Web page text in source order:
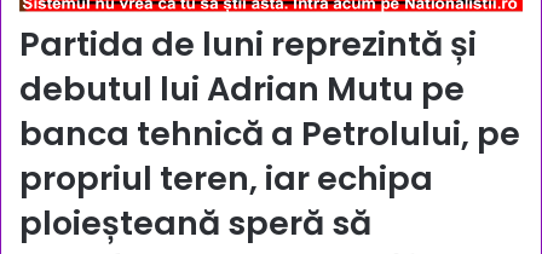
Partida de luni reprezintă și
debutul lui Adrian Mutu pe
banca tehnică a Petrolului, pe
propriul teren, iar echipa
ploieșteană speră să